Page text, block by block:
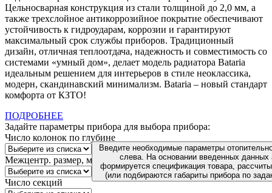
Цельносварная конструкция из стали толщиной до 2,0 мм, а
также трехслойное антикоррозийное покрытие обеспечивают
устойчивость к гидроударам, коррозии и гарантируют
максимальный срок службы приборов. Традиционный
дизайн, отличная теплоотдача, надежность и совместимость со
системами «умный дом», делает модель радиатора Bataria
идеальным решением для интерьеров в стиле неоклассика,
модерн, скандинавский минимализм. Bataria – новый стандарт
комфорта от КЗТО!
ПОДРОБНЕЕ
Задайте параметры прибора для выбора прибора:
Число колонок по глубине
Введите необходимые параметры
слева. На основании введенных данных
формируется спецификация товара,
(или подбираются габариты прибора по
Межцентр. размер, мм
Число секций